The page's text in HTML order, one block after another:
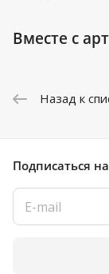
Вместе с
Назад к
Подписаться